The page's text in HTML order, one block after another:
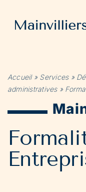
contenu
Accueil» Services»
administratives»